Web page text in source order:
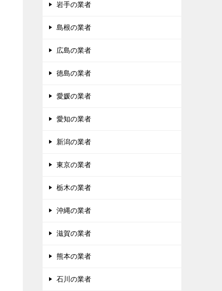
岩手の業者
島根の業者
広島の業者
徳島の業者
愛媛の業者
愛知の業者
新潟の業者
東京の業者
栃木の業者
沖縄の業者
滋賀の業者
熊本の業者
石川の業者